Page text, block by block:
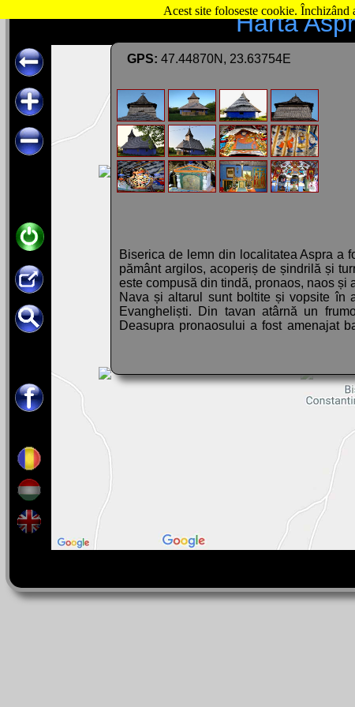
Acest site foloseste cookie.
Hartă
Biserica de lemn din localitatea Aspra a
pământ argilos, acoperiș de șindrilă și
este compusă din tindă, pronaos, naos și
Nava și altarul sunt boltite și vopsite în
Evangheliști. Din tavan atârnă un
Deasupra pronaosului a fost amenajat
0040-742-052-676
GPS: 47.44870N, 23.63754E